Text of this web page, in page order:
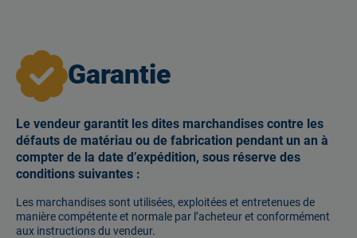
Garantie
Le vendeur garantit les dites marchandises contre les
défauts de matériau ou de fabrication pendant un an à
compter de la date d’expédition, sous réserve des
conditions suivantes :
Les marchandises sont utilisées, exploitées et entretenues de
manière compétente et normale par l’acheteur et conformément
aux instructions du vendeur.